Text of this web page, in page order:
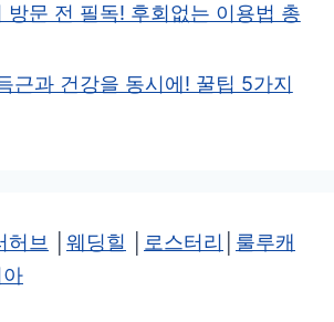
방문 전 필독! 후회없는 이용법 총
근과 건강을 동시에! 꿀팁 5가지
허브 웨딩힐 로스터리
룰루캐